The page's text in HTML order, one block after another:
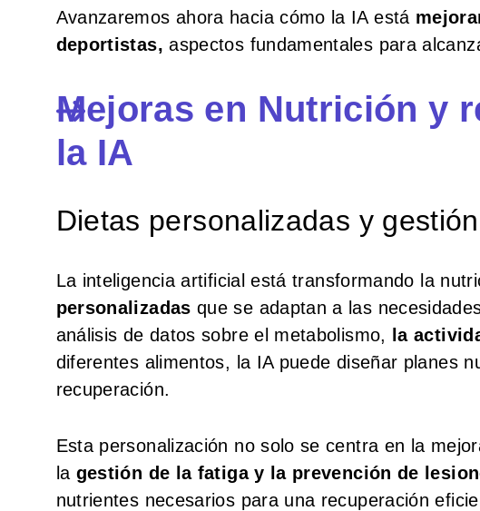
Avanzaremos ahora hacia cómo la IA está
deportistas, aspectos fundamentales para
Mejoras en Nutrición y
la IA
Dietas personalizadas y
La inteligencia artificial está transformando la
personalizadas que se adaptan a las
análisis de datos sobre el metabolismo,
la
diferentes alimentos, la IA puede diseñar planes
recuperación.
Esta personalización no solo se centra en la
la gestión de la fatiga y la prevención de
nutrientes necesarios para una recuperación